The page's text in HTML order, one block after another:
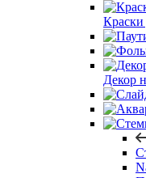
Краски
Декор